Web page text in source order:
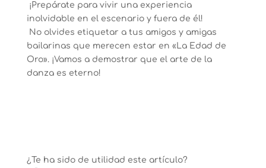
¡Prepárate para vivir una experiencia
inolvidable en el escenario y fuera de él!
No olvides etiquetar a tus amigos y amigas
bailarinas que merecen estar en «La Edad de
Oro». ¡Vamos a demostrar que el arte de la
danza es eterno!
¿Te ha sido de utilidad este artículo?